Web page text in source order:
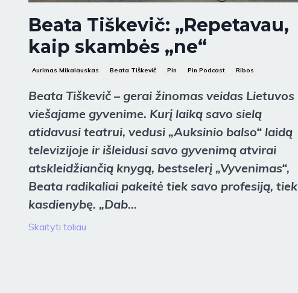
Beata Tiškevič: „Repetavau,
kaip skambės „ne“
Aurimas Mikalauskas Beata Tiškevič Pin Pin Podcast Ribos
Beata Tiškevič – gerai žinomas veidas Lietuvos
viešajame gyvenime. Kurį laiką savo sielą
atidavusi teatrui, vedusi „Auksinio balso“ laidą
televizijoje ir išleidusi savo gyvenimą atvirai
atskleidžiančią knygą, bestselerį „Vyvenimas“,
Beata radikaliai pakeitė tiek savo profesiją, tiek
kasdienybę. „Dab...
Skaityti toliau